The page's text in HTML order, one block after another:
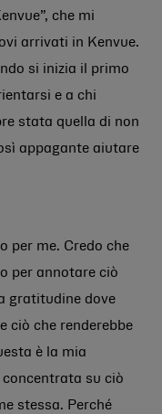
che mi
arrivati in Kenvue.
si inizia il primo
e a chi
stata quella di non
appagante aiutare
per me. Credo che
per annotare ciò
gratitudine dove
ciò che renderebbe
è la mia
su ciò
stessa. Perché